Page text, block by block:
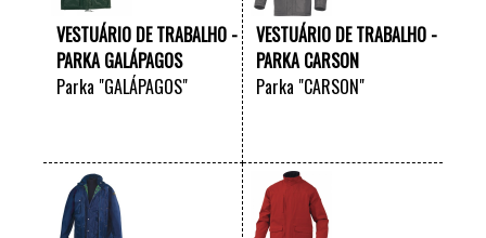
VESTUÁRIO DE TRABALHO -
PARKA GALÁPAGOS
Parka "GALÁPAGOS"
VESTUÁRIO DE TRABALHO -
PARKA CARSON
Parka "CARSON"